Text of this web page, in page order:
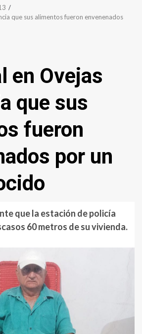
que sus alimentos fueron envenenados
en Ovejas
que sus
fueron
por un
que la estación de policía
60 metros de su vivienda.